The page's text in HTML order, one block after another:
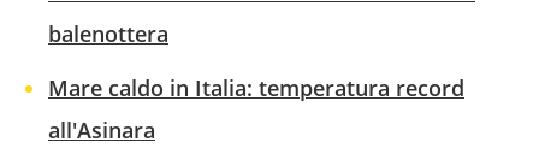
balenottera
Mare caldo in Italia: temperatura record
all'Asinara